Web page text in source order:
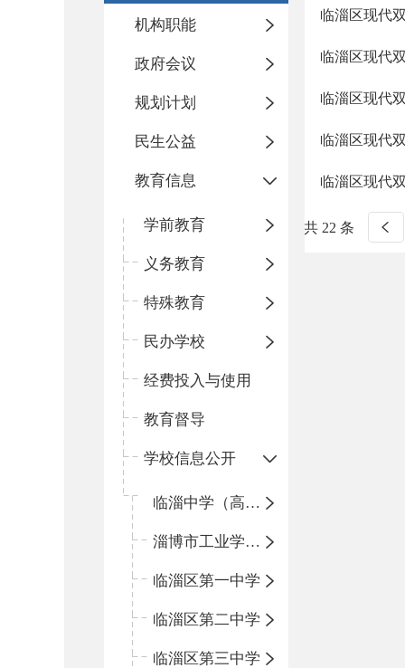
机构职能
政府会议
规划计划
民生公益
教育信息
学前教育
义务教育
特殊教育
民办学校
经费投入与使用
教育督导
学校信息公开
临淄中学（高中）
淄博市工业学校（中职学校）
临淄区第一中学
临淄区第二中学
临淄区第三中学
临淄区现代
临淄区现代
临淄区现代
临淄区现代
临淄区现代
共 22 条